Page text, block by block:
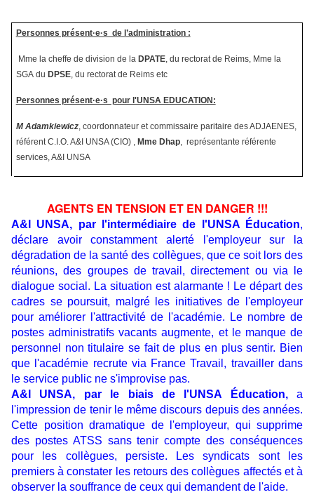
Personnes présent·e·s de l’administration :
Mme la cheffe de division de la DPATE, du rectorat de Reims, Mme la
SGA du DPSE, du rectorat de Reims etc
Personnes présent·e·s pour l'UNSA EDUCATION:
M Adamkiewicz, coordonnateur et commissaire paritaire des ADJAENES,
référent C.I.O. A&I UNSA (CIO) , Mme Dhap, représentante référente
services, A&I UNSA
AGENTS EN TENSION ET EN DANGER !!!
A&I UNSA, par l'intermédiaire de l'UNSA Éducation,
déclare avoir constamment alerté l'employeur sur la
dégradation de la santé des collègues, que ce soit lors des
réunions, des groupes de travail, directement ou via le
dialogue social. La situation est alarmante ! Le départ des
cadres se poursuit, malgré les initiatives de l'employeur
pour améliorer l'attractivité de l'académie. Le nombre de
postes administratifs vacants augmente, et le manque de
personnel non titulaire se fait de plus en plus sentir. Bien
que l'académie recrute via France Travail, travailler dans
le service public ne s'improvise pas.
A&I UNSA, par le biais de l'UNSA Éducation,a
l'impression de tenir le même discours depuis des années.
Cette position dramatique de l'employeur, qui supprime
des postes ATSS sans tenir compte des conséquences
pour les collègues, persiste. Les syndicats sont les
premiers à constater les retours des collègues affectés et à
observer la souffrance de ceux qui demandent de l'aide.